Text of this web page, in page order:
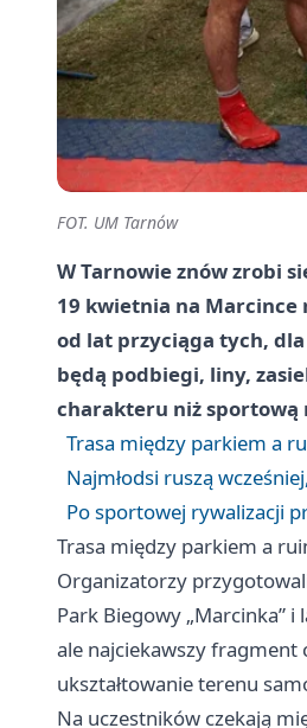
FOT. UM Tarnów
W Tarnowie znów zrobi
19 kwietnia na Marcince
od lat przyciąga tych,
będą podbiegi, liny,
charakteru niż sportową
Trasa między parkiem a
Najmłodsi ruszą
Po sportowej rywalizacji
Trasa między parkiem a
Organizatorzy
Park Biegowy „Marcinka”
ale najciekawszy fragment
ukształtowanie terenu
Na uczestników czekają